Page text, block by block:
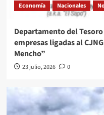
Economía Nacionales
Departamento del
empresas ligadas al
Mencho”
23 julio, 2026 0